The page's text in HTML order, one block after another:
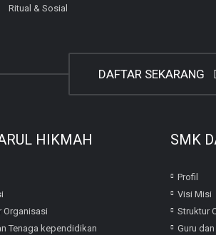
Ritual & Sosial
DAFTAR SEKARANG
HIKMAH
Organisasi
Tenaga kependidikan
SMK
Profil
Visi Misi
Struktur
Guru